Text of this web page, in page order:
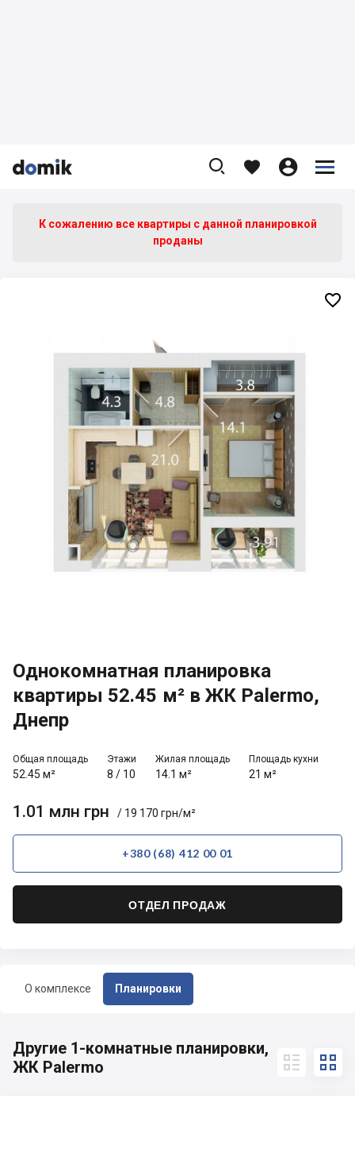


    


О комплексе Планировки
К сожалению все квартиры c данной планировкой
проданы
Однокомнатная планировка
квартиры 52.45 м² в ЖК Palermo,
Днепр
Общая площадь
52.45 м²
Этажи
8 / 10
Жилая площадь
14.1 м²
Площадь кухни
21 м²
1.01 млн грн / 19 170 грн/м²
+380 (68) 412 00 01
ОТДЕЛ ПРОДАЖ

Другие 1-комнатные планировки,
ЖК Palermo
 